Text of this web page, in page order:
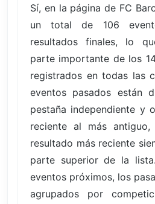
Sí, en la página de FC
un total de 106
resultados finales, lo
parte importante de los
registrados en todas las
eventos pasados están
pestaña independiente y
reciente al más
resultado más reciente
parte superior de la
eventos próximos, los
agrupados por